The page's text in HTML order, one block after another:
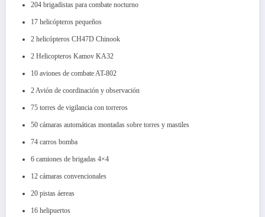
204 brigadistas para combate nocturno
17 helicópteros pequeños
2 helicópteros CH47D Chinook
2 Helicopteros Kamov KA32
10 aviones de combate AT-802
2 Avión de coordinación y observación
75 torres de vigilancia con torreros
50 cámaras automáticas montadas sobre torres y mastiles
74 carros bomba
6 camiones de brigadas 4×4
12 cámaras convencionales
20 pistas áereas
16 helipuertos